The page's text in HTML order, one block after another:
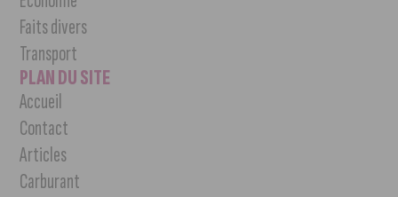
Faits divers
Transport
PLAN DU SITE
Accueil
Contact
Articles
Carburant